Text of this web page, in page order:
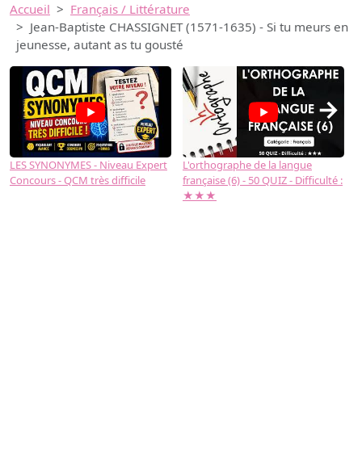
Accueil
Français / Littérature
Jean-Baptiste CHASSIGNET (1571-1635) - Si tu meurs en
jeunesse, autant as tu gousté
LES SYNONYMES - Niveau Expert
Concours - QCM très difficile
L'orthographe de la langue
française (6) - 50 QUIZ - Difficulté :
★★★
→